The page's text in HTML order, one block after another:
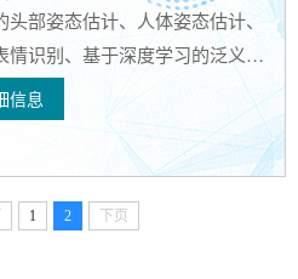
头部姿态估计、人体姿态估计、
情识别、基于深度学习的泛义学
推荐、知识图谱、知识追踪
信息
1 2 下页